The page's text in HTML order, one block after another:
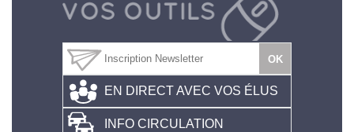
EN DIRECT AVEC VOS ÉLUS
INFO CIRCULATION